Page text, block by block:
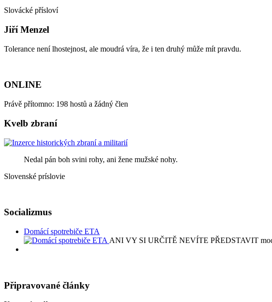
Slovácké přísloví
Jiří Menzel
Tolerance není lhostejnost, ale moudrá víra, že i ten druhý může mít pravdu.
ONLINE
Právě přítomno: 198 hostů a žádný člen
Kvelb zbraní
Nedal pán boh svini rohy, ani žene mužské nohy.
Slovenské príslovie
Socializmus
Domácí spotrebiče ETA
ANI VY SI URČITĚ NEVÍTE PŘEDSTAVIT
Připravované články